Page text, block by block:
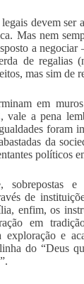
devem ser
Mas nem
a negociar
de regalias
mas sim de
em
vale a pena
foram
da
políticos
sobrepostas e
de
enfim, os
em
exploração e
do “Deus